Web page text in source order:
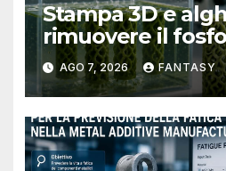
Stampa 3D e
rimuovere il
acque il
Florida Atlantic
AGO 7, 2026 FANTASY